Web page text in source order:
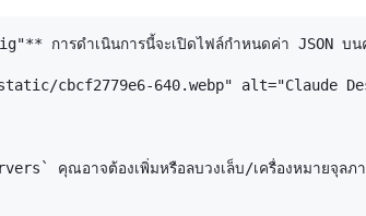
รดำเนินการนี้จะเปิดไฟล์กำหนดค่า JSON บนค
640.webp" alt="Claude Desktop
คุณอาจต้องเพิ่มหรือลบวงเล็บ/เครื่องหมายจุลภ